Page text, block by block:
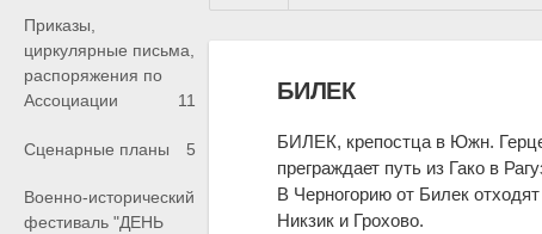
Приказы,
циркулярные письма,
распоряжения по
Ассоциации
11
Сценарные планы 5
Военно-исторический
фестиваль "ДЕНЬ
БИЛЕК
БИЛЕК, крепостца в Южн.
преграждает путь из Гако в
В Черногорию от Билек
Никзик и Грохово.